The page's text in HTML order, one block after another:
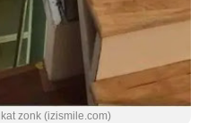
zonk (izismile.com)